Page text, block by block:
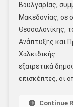
Βουλγαρίας,
Μακεδονίας, σε
Θεσσαλονίκης,
Ανάπτυξης και
Χαλκιδικής. Η
εξαιρετικά
επισκέπτες, οι
Continue